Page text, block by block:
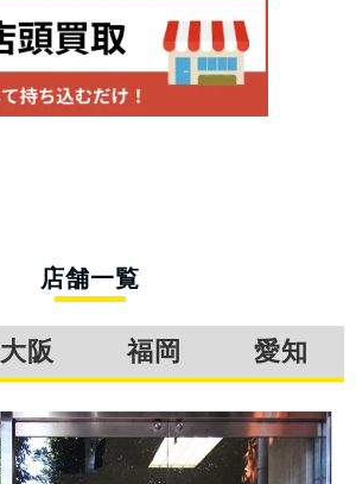
店舗一覧
大阪 福岡 愛知